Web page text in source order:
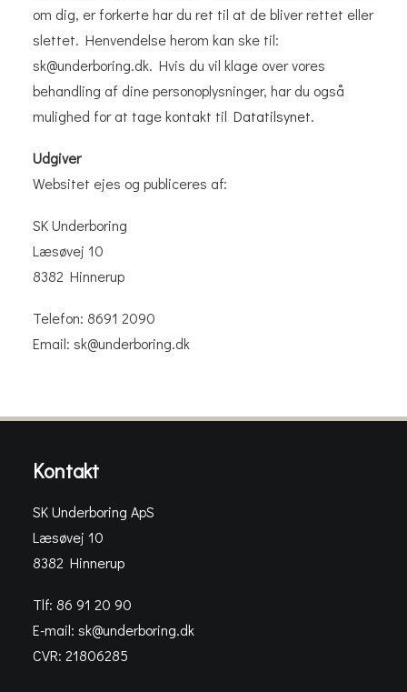
om dig, er forkerte har du ret til at de bliver rettet eller
slettet. Henvendelse herom kan ske til:
sk@underboring.dk. Hvis du vil klage over vores
behandling af dine personoplysninger, har du også
mulighed for at tage kontakt til Datatilsynet.
Udgiver
Websitet ejes og publiceres af:
SK Underboring
Læsøvej 10
8382 Hinnerup
Telefon: 8691 2090
Email: sk@underboring.dk
Kontakt
SK Underboring ApS
Læsøvej 10
8382 Hinnerup
Tlf: 86 91 20 90
E-mail: sk@underboring.dk
CVR: 21806285